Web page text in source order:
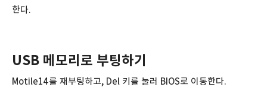
한다.
USB 메모리로 부팅하기
Motile14를 재부팅하고, Del 키를 눌러 BIOS로 이동한다.